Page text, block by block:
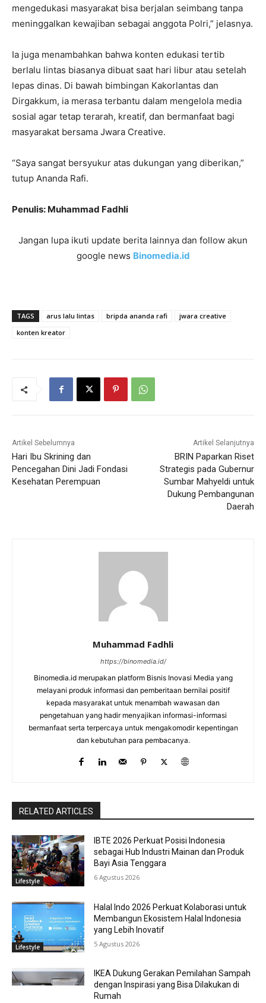
mengedukasi masyarakat bisa berjalan seimbang tanpa
meninggalkan kewajiban sebagai anggota Polri,” jelasnya.
Ia juga menambahkan bahwa konten edukasi tertib
berlalu lintas biasanya dibuat saat hari libur atau setelah
lepas dinas. Di bawah bimbingan Kakorlantas dan
Dirgakkum, ia merasa terbantu dalam mengelola media
sosial agar tetap terarah, kreatif, dan bermanfaat bagi
masyarakat bersama Jwara Creative.
“Saya sangat bersyukur atas dukungan yang diberikan,”
tutup Ananda Rafi.
Penulis: Muhammad Fadhli
Jangan lupa ikuti update berita lainnya dan follow akun
google news Binomedia.id
TAGS arus lalu lintas bripda ananda rafi
jwara creative
konten kreator
Artikel Sebelumnya
Hari Ibu Skrining dan
Pencegahan Dini Jadi Fondasi
Kesehatan Perempuan
Artikel Selanjutnya
BRIN Paparkan Riset
Strategis pada Gubernur
Sumbar Mahyeldi untuk
Dukung Pembangunan
Daerah
Muhammad Fadhli
https://binomedia.id/
Binomedia.id merupakan platform Bisnis Inovasi Media yang
melayani produk informasi dan pemberitaan bernilai positif
kepada masyarakat untuk menambah wawasan dan
pengetahuan yang hadir menyajikan informasi-informasi
bermanfaat serta terpercaya untuk mengakomodir kepentingan
dan kebutuhan para pembacanya.
RELATED ARTICLES
Lifestyle
IBTE 2026 Perkuat Posisi Indonesia
sebagai Hub Industri Mainan dan Produk
Bayi Asia Tenggara
6 Agustus 2026
Lifestyle
Halal Indo 2026 Perkuat Kolaborasi untuk
Membangun Ekosistem Halal Indonesia
yang Lebih Inovatif
5 Agustus 2026
IKEA Dukung Gerakan Pemilahan Sampah
dengan Inspirasi yang Bisa Dilakukan di
Rumah